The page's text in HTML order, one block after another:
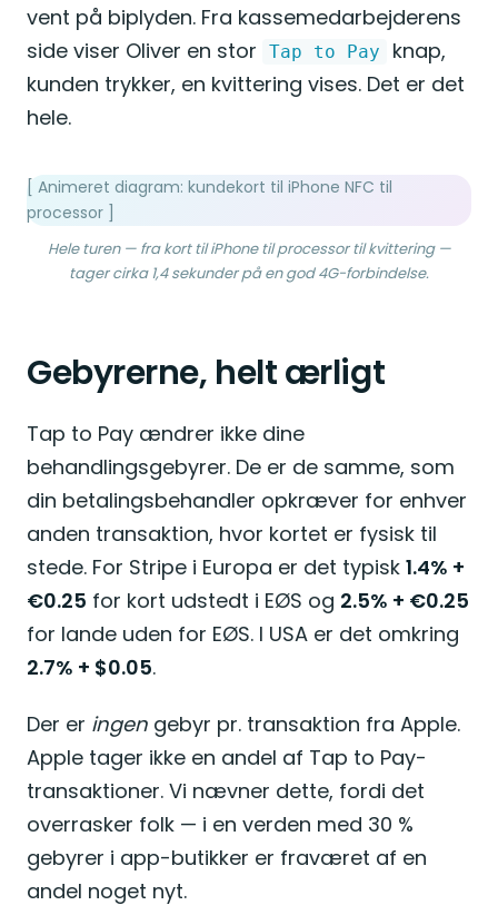
vent på biplyden. Fra kassemedarbejderens
side viser Oliver en stor
Tap to Pay
knap,
kunden trykker, en kvittering vises. Det er det
hele.
[ Animeret diagram: kundekort til iPhone NFC til
processor ]
Hele turen — fra kort til iPhone til processor til kvittering —
tager cirka 1,4 sekunder på en god 4G-forbindelse.
Gebyrerne, helt ærligt
Tap to Pay ændrer ikke dine
behandlingsgebyrer. De er de samme, som
din betalingsbehandler opkræver for enhver
anden transaktion, hvor kortet er fysisk til
stede. For Stripe i Europa er det typisk 1.4% +
€0.25 for kort udstedt i EØS og 2.5% + €0.25
for lande uden for EØS. I USA er det omkring
2.7% + $0.05.
Der er ingen gebyr pr. transaktion fra Apple.
Apple tager ikke en andel af Tap to Pay-
transaktioner. Vi nævner dette, fordi det
overrasker folk — i en verden med 30 %
gebyrer i app-butikker er fraværet af en
andel noget nyt.